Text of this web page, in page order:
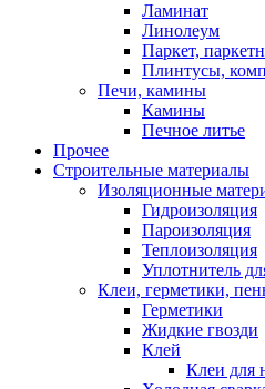
Ламинат
Линолеум
Паркет,
Плинтусы,
Печи, камины
Камины
Печное литье
Прочее
Строительные материалы
Изоляционные
Гидроизоляция
Пароизоляция
Теплоизоляция
Уплотнитель
Клеи, герметики,
Герметики
Жидкие гвозди
Клей
Клеи для